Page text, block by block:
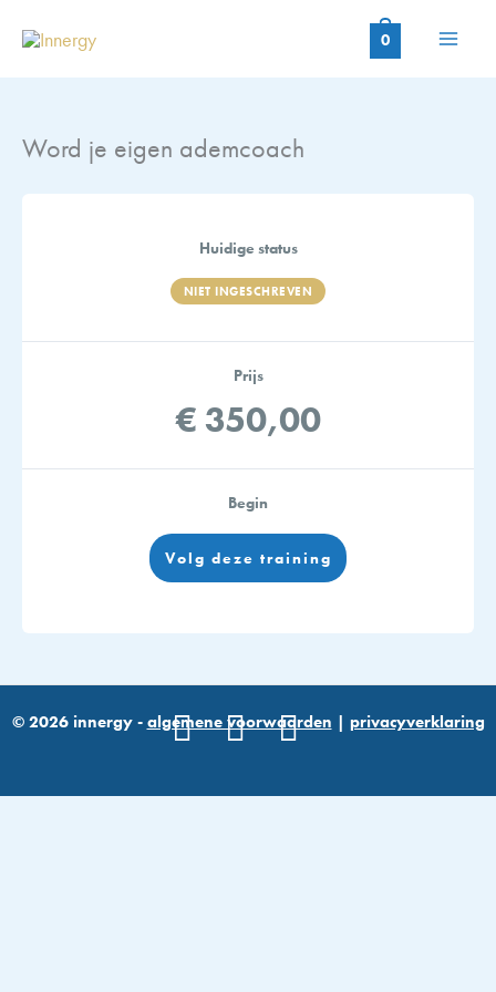
naar
0
Word je eigen ademcoach
Huidige status
NIET INGESCHREVEN
Prijs
€ 350,00
Begin
Volg deze training
© 2026 innergy - algemene voorwaarden | privacyverklaring